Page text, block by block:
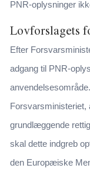
PNR-oplysninger
Lovforslagets
Efter
adgang til PNR-
Forsvarsministeriet,
grundlæggende
skal dette indgreb
den Europæiske